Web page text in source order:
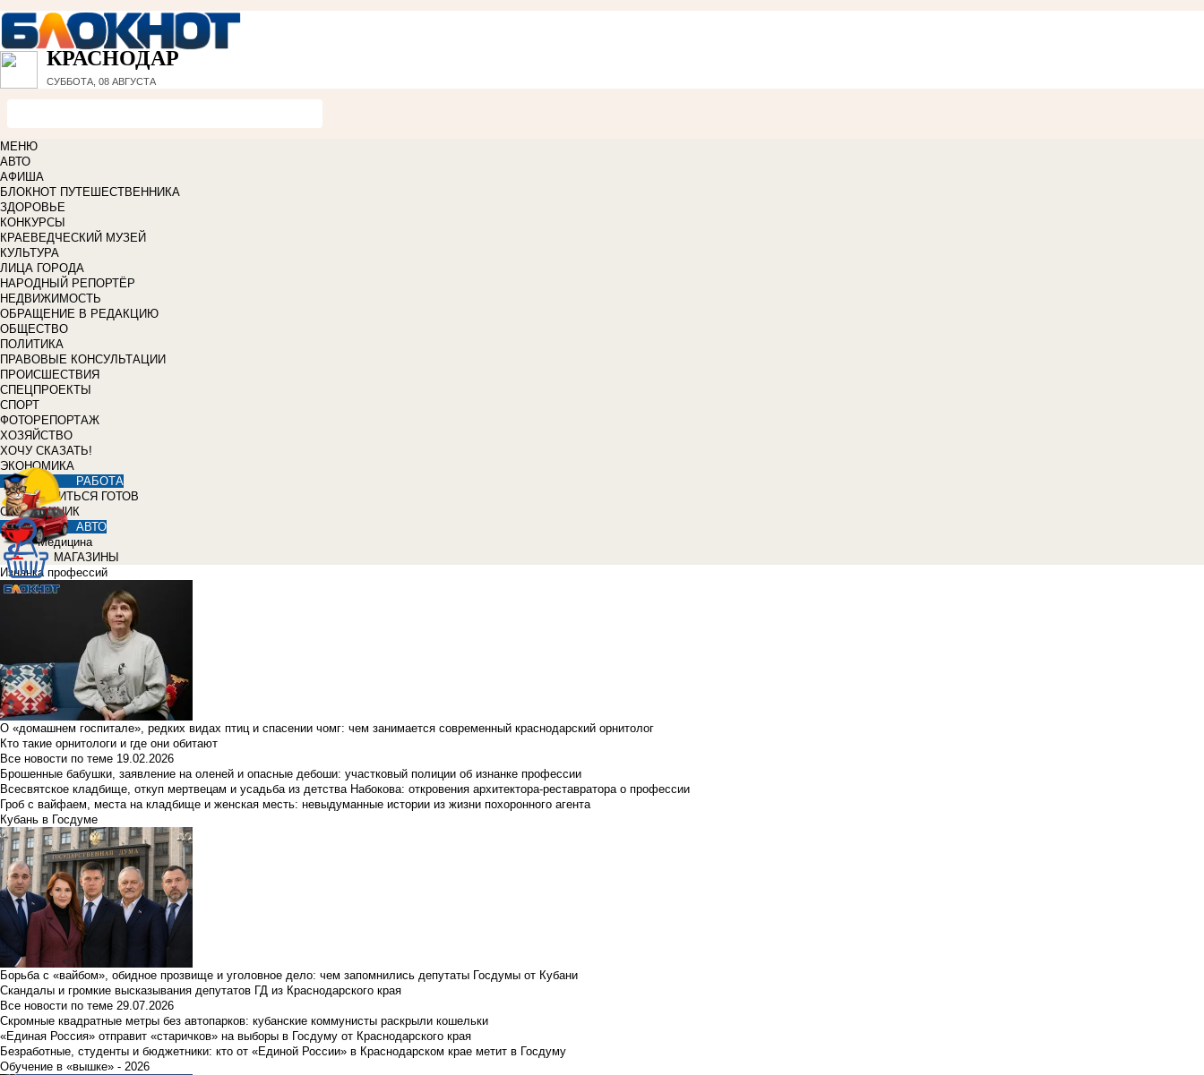
КРАСНОДАР
СУББОТА, 08 АВГУСТА
МЕНЮ
АВТО
АФИША
БЛОКНОТ ПУТЕШЕСТВЕННИКА
ЗДОРОВЬЕ
КОНКУРСЫ
КРАЕВЕДЧЕСКИЙ МУЗЕЙ
КУЛЬТУРА
ЛИЦА ГОРОДА
НАРОДНЫЙ РЕПОРТЁР
НЕДВИЖИМОСТЬ
ОБРАЩЕНИЕ В РЕДАКЦИЮ
ОБЩЕСТВО
ПОЛИТИКА
ПРАВОВЫЕ КОНСУЛЬТАЦИИ
ПРОИСШЕСТВИЯ
СПЕЦПРОЕКТЫ
СПОРТ
ФОТОРЕПОРТАЖ
ХОЗЯЙСТВО
ХОЧУ СКАЗАТЬ!
ЭКОНОМИКА
РАБОТА
УЧИТЬСЯ ГОТОВ
СПРАВОЧНИК
АВТО
Медицина
МАГАЗИНЫ
Изнанка профессий
О «домашнем госпитале», редких видах птиц и спасении чомг: чем занимается современный краснодарский орнитолог
Кто такие орнитологи и где они обитают
Все новости по теме 19.02.2026
Брошенные бабушки, заявление на оленей и опасные дебоши: участковый полиции об изнанке профессии
Всесвятское кладбище, откуп мертвецам и усадьба из детства Набокова: откровения архитектора-реставратора о профессии
Гроб с вайфаем, места на кладбище и женская месть: невыдуманные истории из жизни похоронного агента
Кубань в Госдуме
Борьба с «вайбом», обидное прозвище и уголовное дело: чем запомнились депутаты Госдумы от Кубани
Скандалы и громкие высказывания депутатов ГД из Краснодарского края
Все новости по теме 29.07.2026
Скромные квадратные метры без автопарков: кубанские коммунисты раскрыли кошельки
«Единая Россия» отправит «старичков» на выборы в Госдуму от Краснодарского края
Безработные, студенты и бюджетники: кто от «Единой России» в Краснодарском крае метит в Госдуму
Обучение в «вышке» - 2026